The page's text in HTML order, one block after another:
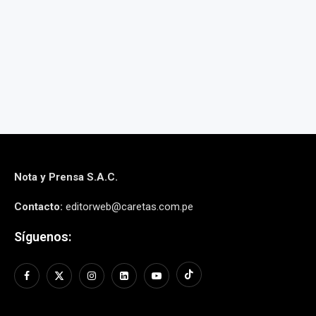
Nota y Prensa S.A.C.
Contacto: editorweb@caretas.com.pe
Síguenos: